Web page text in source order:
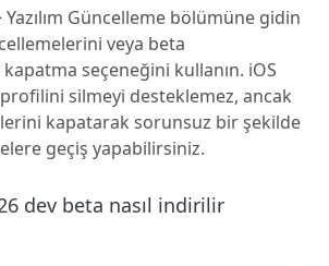
Güncelleme bölümüne gidin
veya beta
seçeneğini kullanın. iOS
silmeyi desteklemez, ancak
kapatarak sorunsuz bir şekilde
geçiş yapabilirsiniz.